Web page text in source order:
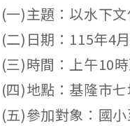
(一)主題：以水下
(二)日期：115年4
(三)時間：上午10
(四)地點：基隆市
(五)參加對象：國